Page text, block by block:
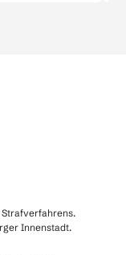
Innenstadt.